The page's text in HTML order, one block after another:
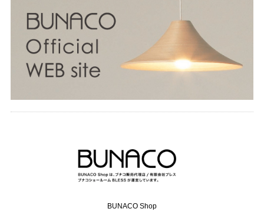
BUNACO Shop